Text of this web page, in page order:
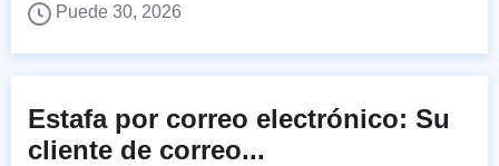
Puede 30, 2026
Estafa por correo electrónico: Su
cliente de correo...